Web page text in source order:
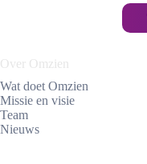
Over Omzien
Wat doet Omzien
Missie en visie
Team
Nieuws